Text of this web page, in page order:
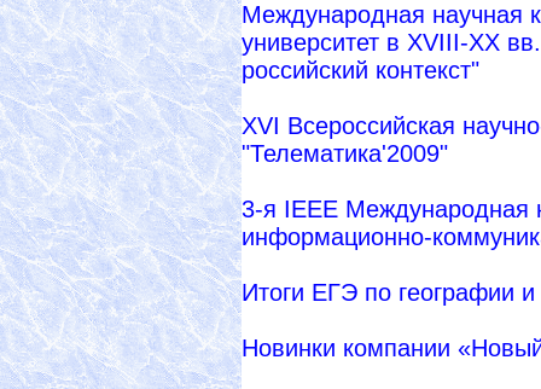
Международная научная
университет в XVIII-XX
российский контекст"
XVI Всероссийская
"Телематика'2009"
3-я IEEE Международная
информационно-
Итоги ЕГЭ по географии и
Новинки компании